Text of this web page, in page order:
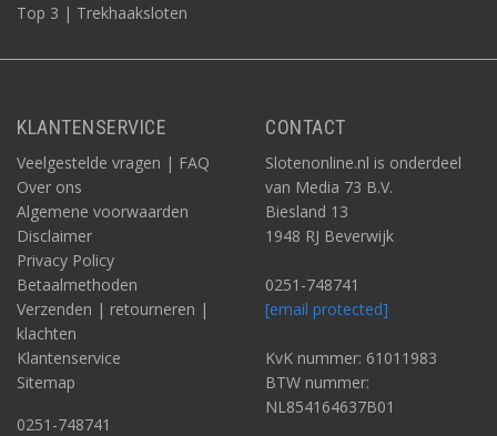
Top 3 | Trekhaaksloten
KLANTENSERVICE
Veelgestelde vragen | FAQ
Over ons
Algemene voorwaarden
Disclaimer
Privacy Policy
Betaalmethoden
Verzenden | retourneren |
klachten
Klantenservice
Sitemap
0251-748741
CONTACT
Slotenonline.nl is onderdeel
van Media 73 B.V.
Biesland 13
1948 RJ Beverwijk
0251-748741
[email protected]
KvK nummer: 61011983
BTW nummer:
NL854164637B01